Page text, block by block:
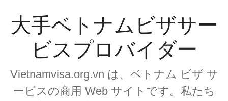
大手ベトナムビザサー
ビスプロバイダー
Vietnamvisa.org.vn は、ベトナム ビザ サ
ービスの商用 Web サイトです。私たち